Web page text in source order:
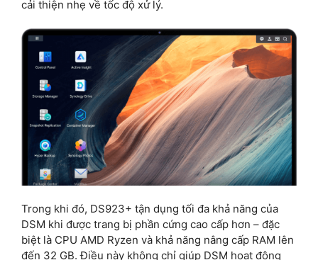
cải thiện nhẹ về tốc độ xử lý.
Trong khi đó, DS923+ tận dụng tối đa khả năng của
DSM khi được trang bị phần cứng cao cấp hơn – đặc
biệt là CPU AMD Ryzen và khả năng nâng cấp RAM lên
đến 32 GB. Điều này không chỉ giúp DSM hoạt động